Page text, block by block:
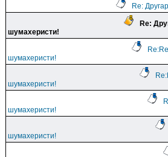
Re:
Re:
шумахеристи!
шумахеристи!
шумахеристи!
шумахеристи!
шумахеристи!